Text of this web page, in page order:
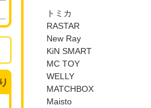
トミカ
RASTAR
New Ray
KiN SMART
MC TOY
WELLY
MATCHBOX
Maisto